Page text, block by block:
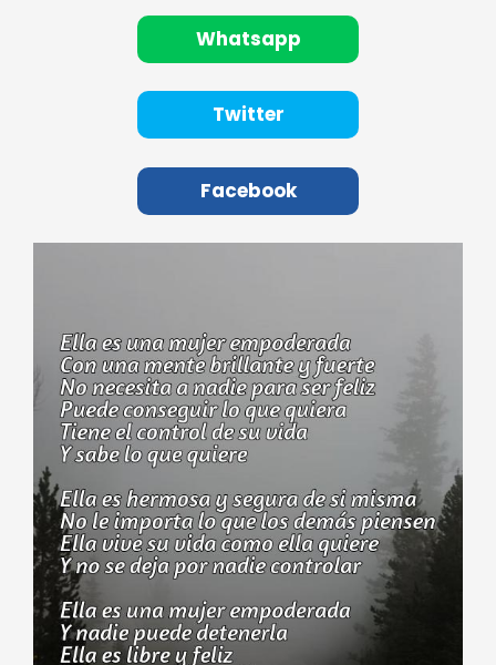
Whatsapp
Twitter
Facebook